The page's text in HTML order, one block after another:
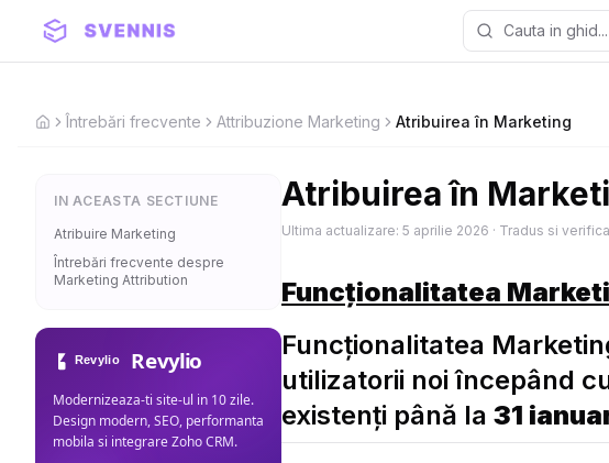
HomeÎntrebări frecvente Attribuzione Marketing Atribuirea în Marketing
IN ACEASTA SECTIUNE
Atribuire Marketing
Întrebări frecvente despre
Marketing Attribution
Revylio
Modernizeaza-ti site-ul in 10 zile.
Design modern, SEO, performanta
mobila si integrare Zoho CRM.
Atribuirea în
Ultima actualizare: 5 aprilie 2026 · Tradus si
Funcționalitatea
Funcționalitatea
utilizatorii noi începând
existenți până la 31